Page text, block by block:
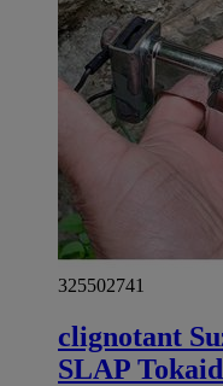
325502741
clignotant
SLAP